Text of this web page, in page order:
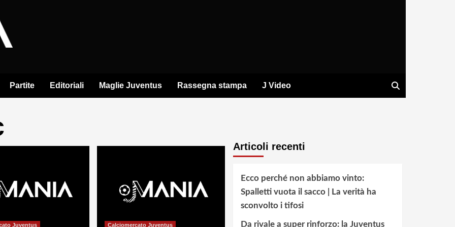
Partite Editoriali Maglie Juventus Rassegna stampa J Video
Juventus Calciomercato Juventus
Articoli recenti
Ecco perché non abbiamo vinto:
Spalletti vuota il sacco | La verità ha
sconvolto i tifosi
Da rivale a super rinforzo: la Juventus